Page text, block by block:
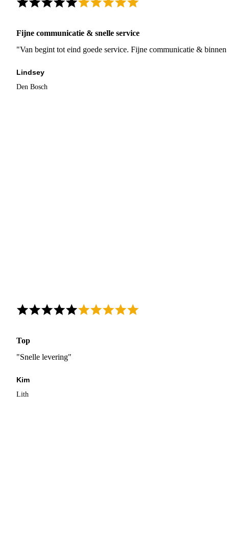
Fijne communicatie & snelle service
"Van begint tot eind goede service. Fijne communicatie &
Lindsey
Den Bosch
Top
"Snelle levering"
Kim
Lith